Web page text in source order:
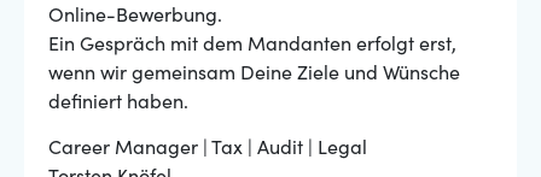
Online-Bewerbung.
Ein Gespräch mit dem Mandanten erfolgt erst,
wenn wir gemeinsam Deine Ziele und Wünsche
definiert haben.
Career Manager | Tax | Audit | Legal